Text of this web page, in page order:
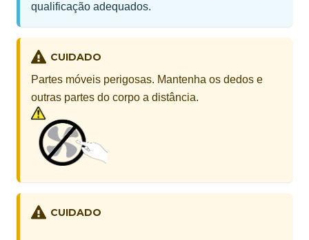
qualificação adequados.
CUIDADO
Partes móveis perigosas. Mantenha os dedos e
outras partes do corpo a distância.
CUIDADO